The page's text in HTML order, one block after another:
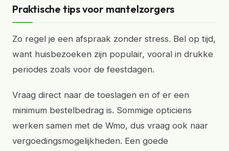
Praktische tips voor mantelzorgers
Zo regel je een afspraak zonder stress. Bel op tijd,
want huisbezoeken zijn populair, vooral in drukke
periodes zoals voor de feestdagen.
Vraag direct naar de toeslagen en of er een
minimum bestelbedrag is. Sommige opticiens
werken samen met de Wmo, dus vraag ook naar
vergoedingsmogelijkheden. Een goede